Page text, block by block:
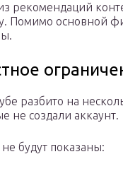
рекомендаций
Помимо основной
разбито на
не создали аккаунт.
будут показаны: